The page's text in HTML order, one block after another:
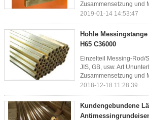
Zusammensetzung und
2019-01-14 14:53:47
Hohle
H65 C36000
Einzelteil Messing-Rod/
JIS, GB, usw. Art
Zusammensetzung und
2018-12-18 11:28:39
Kundengebundene